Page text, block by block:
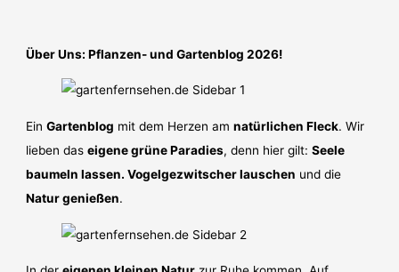
Über Uns: Pflanzen- und Gartenblog 2026!
EinGartenblog mit dem Herzen amnatürlichen Fleck. Wir
lieben daseigene grüne Paradies, denn hier gilt:Seele
baumeln lassen. Vogelgezwitscher lauschen und die
Natur genießen.